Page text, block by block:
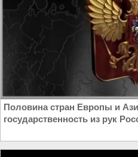
Половина стран Европы и
государственность из рук